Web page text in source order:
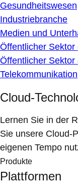
Gesundheitswesen
Industriebranche
Medien und
Öffentlicher Sektor
Öffentlicher Sektor
Telekommunikation
Cloud-
Lernen Sie in der
Sie unsere Cloud-
eigenen Tempo
Produkte
Plattformen